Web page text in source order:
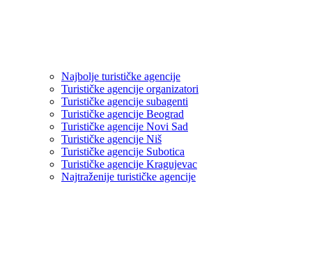
Najbolje turističke agencije
Turističke agencije organizatori
Turističke agencije subagenti
Turističke agencije Beograd
Turističke agencije Novi Sad
Turističke agencije Niš
Turističke agencije Subotica
Turističke agencije Kragujevac
Najtraženije turističke agencije